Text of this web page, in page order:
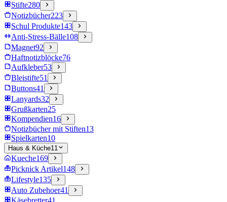
Stifte280
Notizbücher223
Schul Produkte143
Anti-Stress-Bälle108
Magnet92
Haftnotizblöcke76
Aufkleber53
Bleistifte51
Buttons41
Lanyards32
Grußkarten25
Kompendien16
Notizbücher mit Stiften13
Spielkarten10
Haus & Küche11
Kueche169
Picknick Artikel148
Lifestyle135
Auto Zubehoer41
Käsebretter41